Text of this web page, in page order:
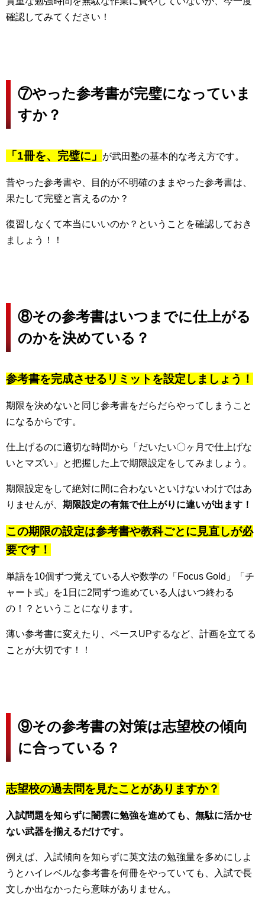
確認してみてください！
⑦やった参考書が完璧になっていま
すか？
「1冊を、完璧に」 が武田塾の基本的な考え方です。
昔やった参考書や、目的が不明確のままやった参考書は、
果たして完璧と言えるのか？
復習しなくて本当にいいのか？ということを確認しておき
ましょう！！
⑧その参考書はいつまでに仕上がる
のかを決めている？
参考書を完成させるリミットを設定しましょう！
期限を決めないと同じ参考書をだらだらやってしまうこと
になるからです。
仕上げるのに適切な時間から「だいたい〇ヶ月で仕上げな
いとマズい」と把握した上で期限設定をしてみましょう。
期限設定をして絶対に間に合わないといけないわけではあ
りませんが、 期限設定の有無で仕上がりに違いが出ます！
この期限の設定は参考書や教科ごとに見直しが必
要です！
単語を10個ずつ覚えている人や数学の「Focus Gold」「チ
ャート式」を1日に2問ずつ進めている人はいつ終わる
の！？ということになります。
薄い参考書に変えたり、ペースUPするなど、計画を立てる
ことが大切です！！
⑨その参考書の対策は志望校の傾向
に合っている？
志望校の過去問を見たことがありますか？
入試問題を知らずに闇雲に勉強を進めても、無駄に活かせ
ない武器を揃えるだけです。
例えば、入試傾向を知らずに英文法の勉強量を多めにしよ
うとハイレベルな参考書を何冊をやっていても、入試で長
文しか出なかったら意味がありません。